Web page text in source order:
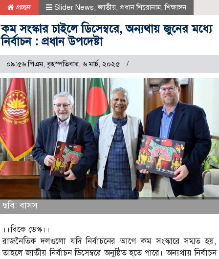
প্রচ্ছদ Slider News,জাতীয়, প্রধান শিরোনাম,শিক্ষাঙ্গন
কম সংস্কার চাইলে ডিসেম্বরে, অন্যথায় জুনের মধ্যে
নির্বাচন : প্রধান উপদেষ্টা
০৯:৫৬ পিএম, বৃহস্পতিবার, ৬ মার্চ, ২০২৫
ছবি: বাসস
।।বিকে ডেস্ক।।
রাজনৈতিক দলগুলো যদি নির্বাচনের আগে কম সংস্কারে সম্মত হয়,
তাহলে জাতীয় নির্বাচন ডিসেম্বরে অনুষ্ঠিত হতে পারে। অন্যথায় নির্বাচন